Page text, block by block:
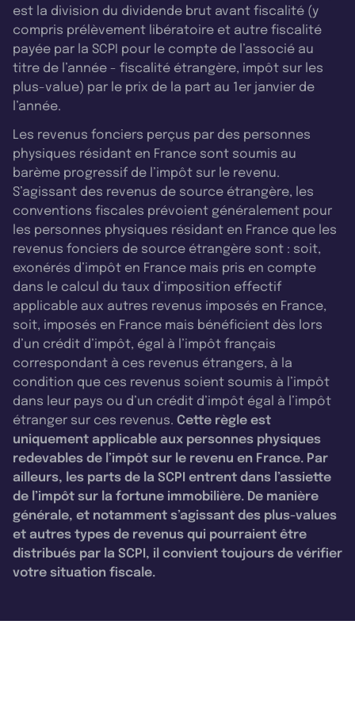
est la division du dividende brut avant fiscalité (y
compris prélèvement libératoire et autre fiscalité
payée par la SCPI pour le compte de l’associé au
titre de l’année - fiscalité étrangère, impôt sur les
plus-value) par le prix de la part au 1er janvier de
l’année.
Les revenus fonciers perçus par des personnes
physiques résidant en France sont soumis au
barème progressif de l’impôt sur le revenu.
S’agissant des revenus de source étrangère, les
conventions fiscales prévoient généralement pour
les personnes physiques résidant en France que les
revenus fonciers de source étrangère sont : soit,
exonérés d’impôt en France mais pris en compte
dans le calcul du taux d’imposition effectif
applicable aux autres revenus imposés en France,
soit, imposés en France mais bénéficient dès lors
d’un crédit d’impôt, égal à l’impôt français
correspondant à ces revenus étrangers, à la
condition que ces revenus soient soumis à l’impôt
dans leur pays ou d’un crédit d’impôt égal à l’impôt
étranger sur ces revenus. Cette règle est
uniquement applicable aux personnes physiques
redevables de l’impôt sur le revenu en France. Par
ailleurs, les parts de la SCPI entrent dans l’assiette
de l’impôt sur la fortune immobilière. De manière
générale, et notamment s’agissant des plus-values
et autres types de revenus qui pourraient être
distribués par la SCPI, il convient toujours de vérifier
votre situation fiscale.